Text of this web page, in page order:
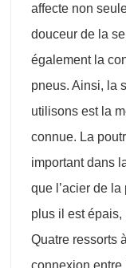
affecte non
douceur de la
également la
pneus. Ainsi, la
utilisons est la
connue. La
important dans
que l’acier de
plus il est épais,
Quatre ressorts
connexion entre